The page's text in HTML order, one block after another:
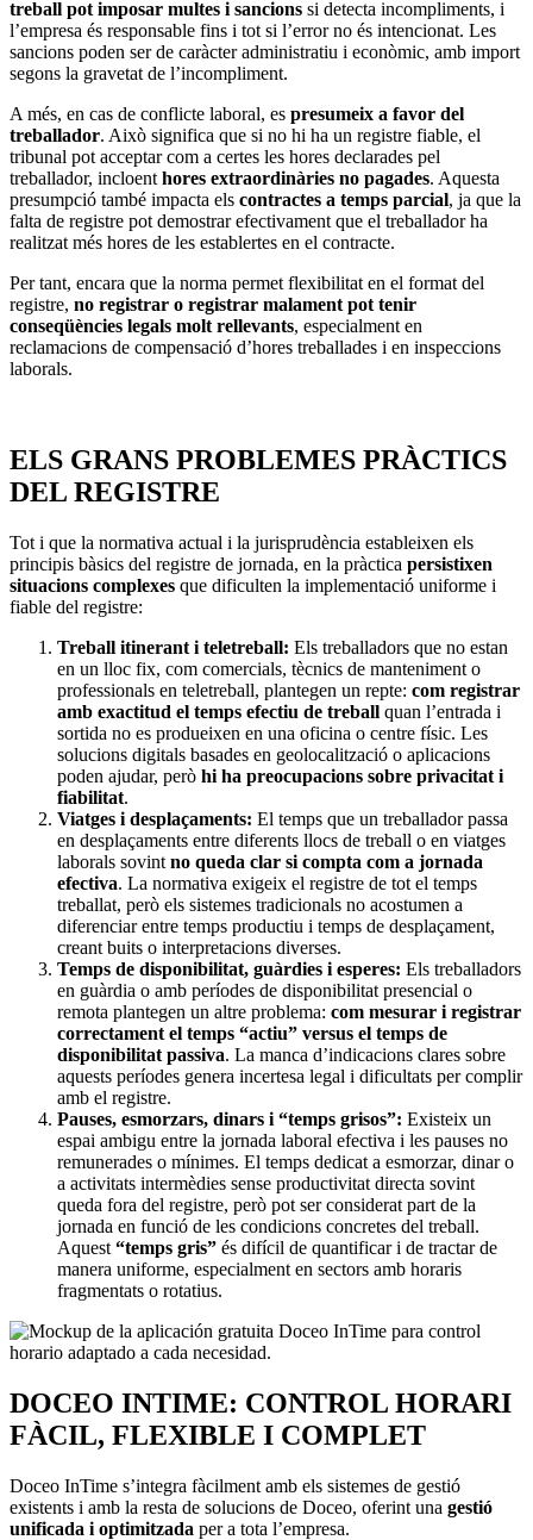
treball pot imposar multes i sancions si detecta incompliments, i
l’empresa és responsable fins i tot si l’error no és intencionat. Les
sancions poden ser de caràcter administratiu i econòmic, amb import
segons la gravetat de l’incompliment.
A més, en cas de conflicte laboral, es presumeix a favor del
treballador. Això significa que si no hi ha un registre fiable, el
tribunal pot acceptar com a certes les hores declarades pel
treballador, incloent hores extraordinàries no pagades. Aquesta
presumpció també impacta els contractes a temps parcial, ja que la
falta de registre pot demostrar efectivament que el treballador ha
realitzat més hores de les establertes en el contracte.
Per tant, encara que la norma permet flexibilitat en el format del
registre, no registrar o registrar malament pot tenir
conseqüències legals molt rellevants, especialment en
reclamacions de compensació d’hores treballades i en inspeccions
laborals.
ELS GRANS PROBLEMES PRÀCTICS
DEL REGISTRE
Tot i que la normativa actual i la jurisprudència estableixen els
principis bàsics del registre de jornada, en la pràctica persistixen
situacions complexes que dificulten la implementació uniforme i
fiable del registre:
Treball itinerant i teletreball: Els treballadors que no estan
en un lloc fix, com comercials, tècnics de manteniment o
professionals en teletreball, plantegen un repte: com registrar
amb exactitud el temps efectiu de treball quan l’entrada i
sortida no es produeixen en una oficina o centre físic. Les
solucions digitals basades en geolocalització o aplicacions
poden ajudar, però hi ha preocupacions sobre privacitat i
fiabilitat.
Viatges i desplaçaments: El temps que un treballador passa
en desplaçaments entre diferents llocs de treball o en viatges
laborals sovint no queda clar si compta com a jornada
efectiva. La normativa exigeix el registre de tot el temps
treballat, però els sistemes tradicionals no acostumen a
diferenciar entre temps productiu i temps de desplaçament,
creant buits o interpretacions diverses.
Temps de disponibilitat, guàrdies i esperes: Els treballadors
en guàrdia o amb períodes de disponibilitat presencial o
remota plantegen un altre problema: com mesurar i registrar
correctament el temps “actiu” versus el temps de
disponibilitat passiva. La manca d’indicacions clares sobre
aquests períodes genera incertesa legal i dificultats per complir
amb el registre.
Pauses, esmorzars, dinars i “temps grisos”: Existeix un
espai ambigu entre la jornada laboral efectiva i les pauses no
remunerades o mínimes. El temps dedicat a esmorzar, dinar o
a activitats intermèdies sense productivitat directa sovint
queda fora del registre, però pot ser considerat part de la
jornada en funció de les condicions concretes del treball.
Aquest “temps gris” és difícil de quantificar i de tractar de
manera uniforme, especialment en sectors amb horaris
fragmentats o rotatius.
DOCEO INTIME: CONTROL HORARI
FÀCIL, FLEXIBLE I COMPLET
Doceo InTime s’integra fàcilment amb els sistemes de gestió
existents i amb la resta de solucions de Doceo, oferint una gestió
unificada i optimitzada per a tota l’empresa.